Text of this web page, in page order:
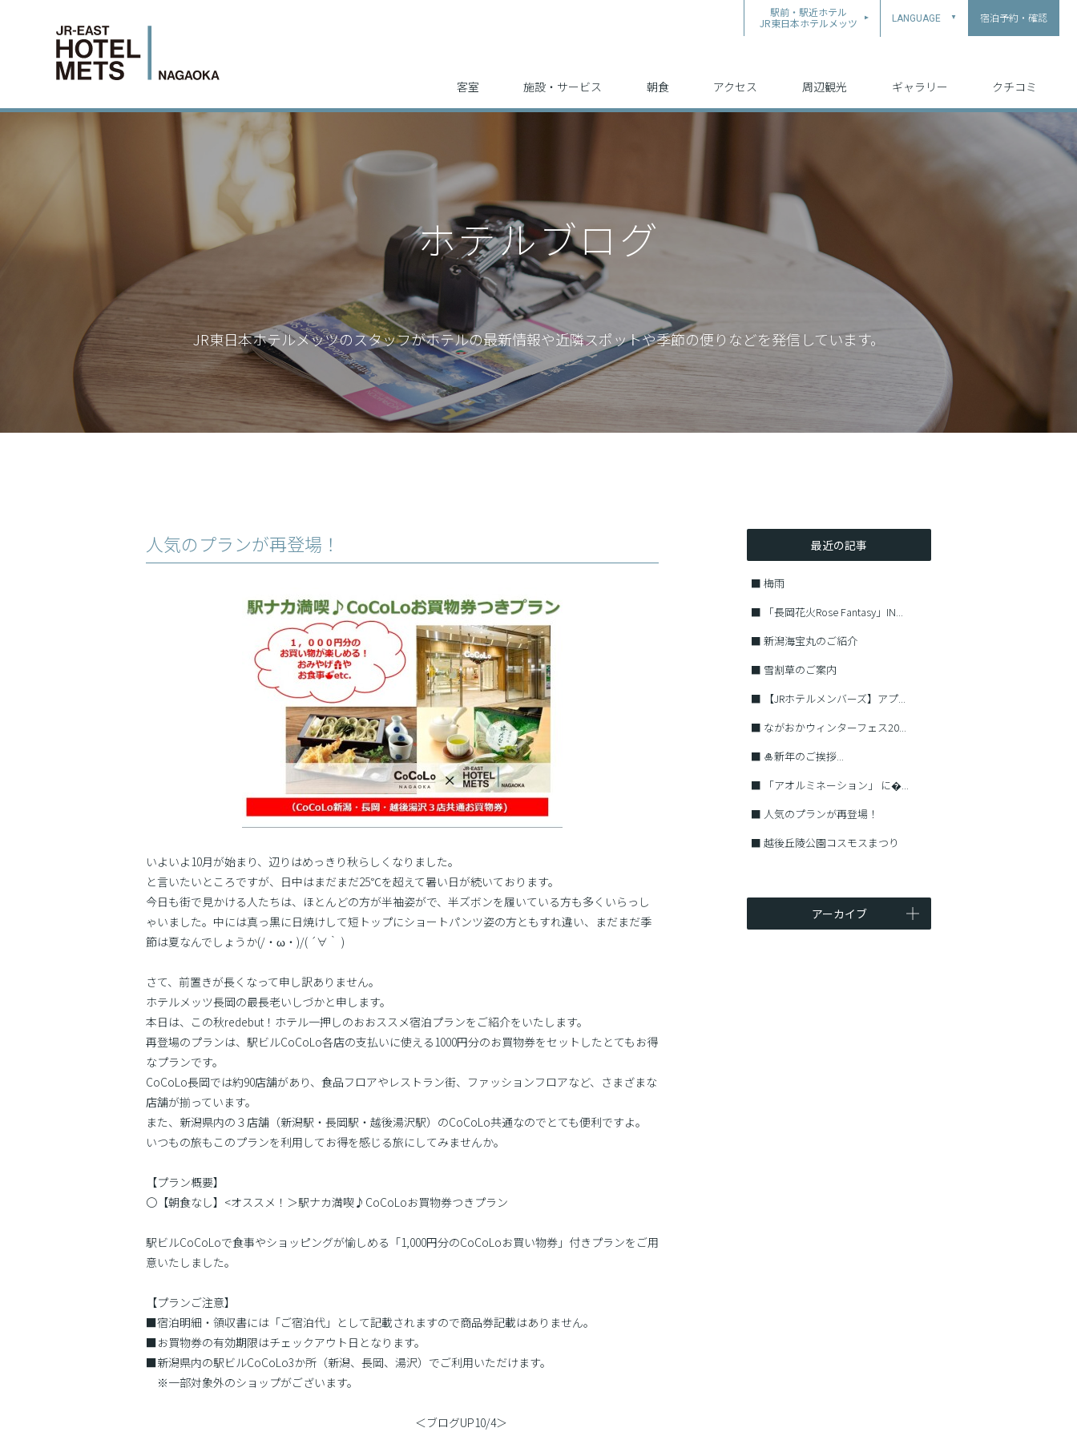
駅前・駅近ホテル
JR東日本ホテルメッツ
LANGUAGE ▲ 宿泊予約・確認
客室 施設・サービス 朝食 アクセス 周辺観光 ギャラリー クチコミ
ホテルブログ
JR東日本ホテルメッツのスタッフがホテルの最新情報や近隣スポットや季節の便りなどを発信しています。
人気のプランが再登場！
いよいよ10月が始まり、辺りはめっきり秋らしくなりました。
と言いたいところですが、日中はまだまだ25℃を超えて暑い日が続いております。
今日も街で見かける人たちは、ほとんどの方が半袖姿がで、半ズボンを履いている方も多くいらっし
ゃいました。中には真っ黒に日焼けして短トップにショートパンツ姿の方ともすれ違い、まだまだ季
節は夏なんでしょうか(/・ω・)/( ´∀｀ )
さて、前置きが長くなって申し訳ありません。
ホテルメッツ長岡の最長老いしづかと申します。
本日は、この秋redebut！ホテル一押しのおおススメ宿泊プランをご紹介をいたします。
再登場のプランは、駅ビルCoCoLo各店の支払いに使える1000円分のお買物券をセットしたとてもお得
なプランです。
CoCoLo長岡では約90店舗があり、食品フロアやレストラン街、ファッションフロアなど、さまざまな
店舗が揃っています。
また、新潟県内の３店舗（新潟駅・長岡駅・越後湯沢駅）のCoCoLo共通なのでとても便利ですよ。
いつもの旅もこのプランを利用してお得を感じる旅にしてみませんか。
【プラン概要】
〇【朝食なし】<オススメ！＞駅ナカ満喫♪CoCoLoお買物券つきプラン
駅ビルCoCoLoで食事やショッピングが愉しめる「1,000円分のCoCoLoお買い物券」付きプランをご用
意いたしました。
【プランご注意】
■宿泊明細・領収書には「ご宿泊代」として記載されますので商品券記載はありません。
■お買物券の有効期限はチェックアウト日となります。
■新潟県内の駅ビルCoCoLo3か所（新潟、長岡、湯沢）でご利用いただけます。
※一部対象外のショップがございます。
＜ブログUP10/4＞
最近の記事
■ 梅雨
■
「長岡花火Rose Fantasy」IN...
■ 新潟海宝丸のご紹介
■ 雪割草のご案内
■
【JRホテルメンバーズ】アプ...
■ ながおかウィンターフェス20...
■ 🎍新年のご挨拶...
■
「アオルミネーション」 に�...
■ 人気のプランが再登場！
■ 越後丘陵公園コスモスまつり
アーカイブ